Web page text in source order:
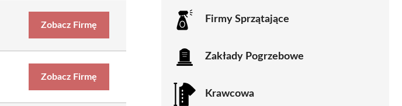
Zobacz Firmę
Zobacz Firmę
Firmy Sprzątające
Zakłady Pogrzebowe
Krawcowa